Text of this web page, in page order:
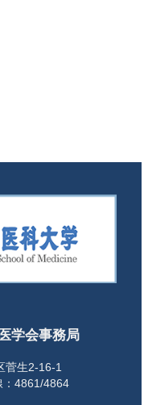
学会事務局
菅生2-16-1
4861/4864